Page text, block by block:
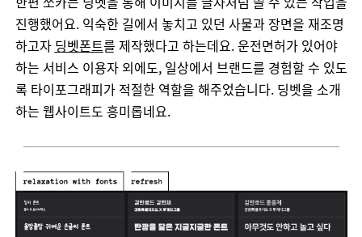
진행했어요. 익숙한 길에서 놓치고 있던 사물과 장면을 재조명
하고자 딩벳폰트를 제작했다고 하는데요.운전면허가 있어야
하는 서비스 이용자 외에도, 일상에서 브랜드를 경험할수 있도
록 타이포그래피가 적절한 역할을 해주었습니다. 딩벳을 소개
하는 웹사이트도 흥미롭네요.